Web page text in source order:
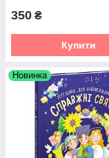
350 ₴
Купити
Новинка